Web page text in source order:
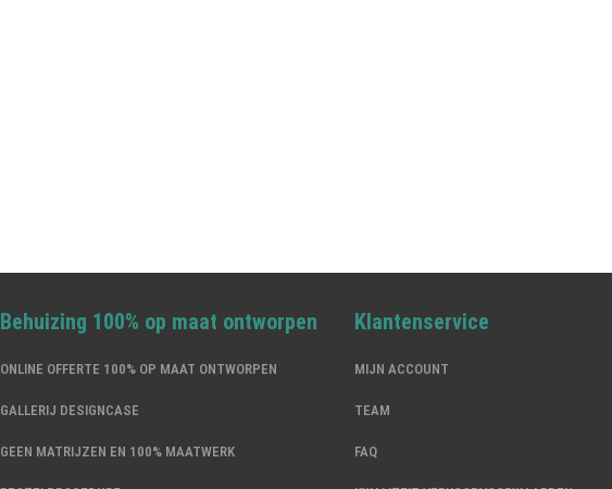
Behuizing 100% op maat ontworpen
ONLINE OFFERTE 100% OP MAAT ONTWORPEN
GALLERIJ DESIGNCASE
GEEN MATRIJZEN EN 100% MAATWERK
Klantenservice
MIJN ACCOUNT
TEAM
FAQ